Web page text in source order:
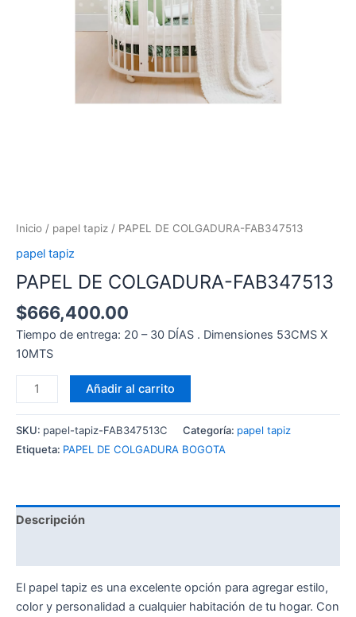
Inicio / papel tapiz / PAPEL DE COLGADURA-FAB347513
papel tapiz
PAPEL DE COLGADURA-FAB347513
$666,400.00
Tiempo de entrega: 20 – 30 DÍAS . Dimensiones 53CMS X
10MTS
Añadir al carrito
SKU: papel-tapiz-FAB347513C Categoría: papel tapiz
Etiqueta: PAPEL DE COLGADURA BOGOTA
Descripción
El papel tapiz es una excelente opción para agregar estilo,
color y personalidad a cualquier habitación de tu hogar. Con